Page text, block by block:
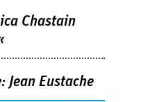
Chastain
Jean Eustache